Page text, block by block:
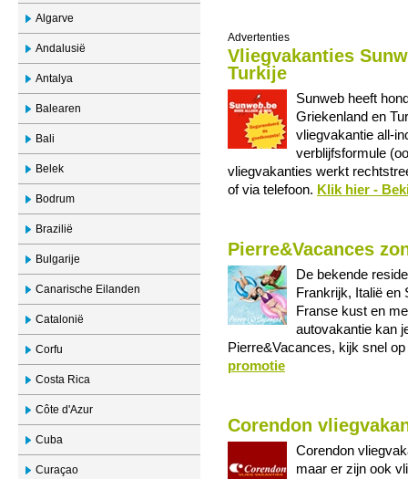
Algarve
Andalusië
Antalya
Balearen
Bali
Belek
Bodrum
Brazilië
Bulgarije
Canarische Eilanden
Catalonië
Corfu
Costa Rica
Côte d'Azur
Cuba
Curaçao
Advertenties
Vliegvakanties
Turkije
Sunweb heeft
Griekenland en
vliegvakantie all-
verblijfsformule
vliegvakanties werkt
of via telefoon. Klik hier -
Pierre&Vacances
De bekende
Frankrijk, Italië en
Franse kust en
autovakantie kan
Pierre&Vacances, kijk snel
promotie
Corendon
Corendon
maar er zijn ook